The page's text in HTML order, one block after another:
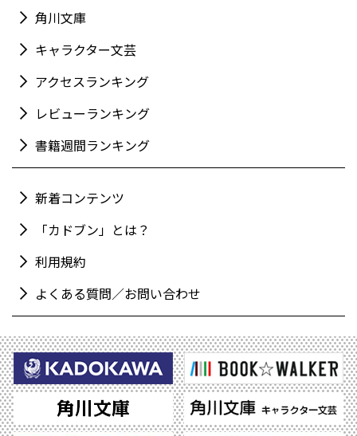
角川文庫
キャラクター文芸
アクセスランキング
レビューランキング
書籍週間ランキング
新着コンテンツ
「カドブン」とは？
利用規約
よくある質問／お問い合わせ